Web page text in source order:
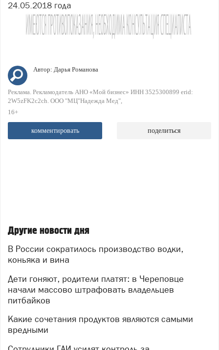
24.05.2018 года
Автор: Дарья Романова
Реклама. Рекламодатель АНО «Мой бизнес» ИНН 3525300899 erid:
2W5zFK2c2ch. ООО "МЦ"Надежда Мед"
16+
комментировать поделиться
Другие новости дня
В России сократилось производство водки,
коньяка и вина
Дети гоняют, родители платят: в Череповце
начали массово штрафовать владельцев
питбайков
Какие сочетания продуктов являются самыми
вредными